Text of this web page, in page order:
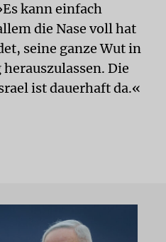
kann einfach
die Nase voll hat
seine ganze Wut in
Die
ist dauerhaft da.«